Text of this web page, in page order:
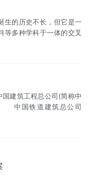
生的历史不长，但它是一
等多种学科于一体的交叉
伴随着机器人时代的到
筑工程总公司(简称中
中国铁道建筑总公司